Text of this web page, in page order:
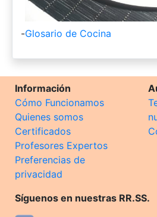
-Glosario de Cocina
Información
Cómo Funcionamos
Quienes somos
Certificados
Profesores Expertos
Preferencias de
privacidad
Síguenos en nuestras RR.SS.